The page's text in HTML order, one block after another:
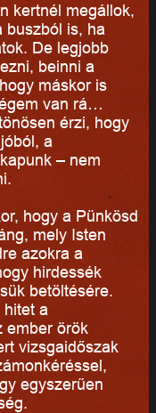
kertnél megállok,
buszból is, ha
De legjobb
beinni a
máskor is
van rá…
érzi, hogy
a
– nem
hogy a Pünkösd
mely Isten
azokra a
hirdessék
betöltésére.
a
ember örök
vizsgaidőszak
egyszerűen